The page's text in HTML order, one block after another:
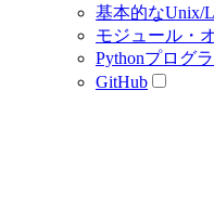
基本的なUnix/
モジュール・
Pythonプログ
GitHub